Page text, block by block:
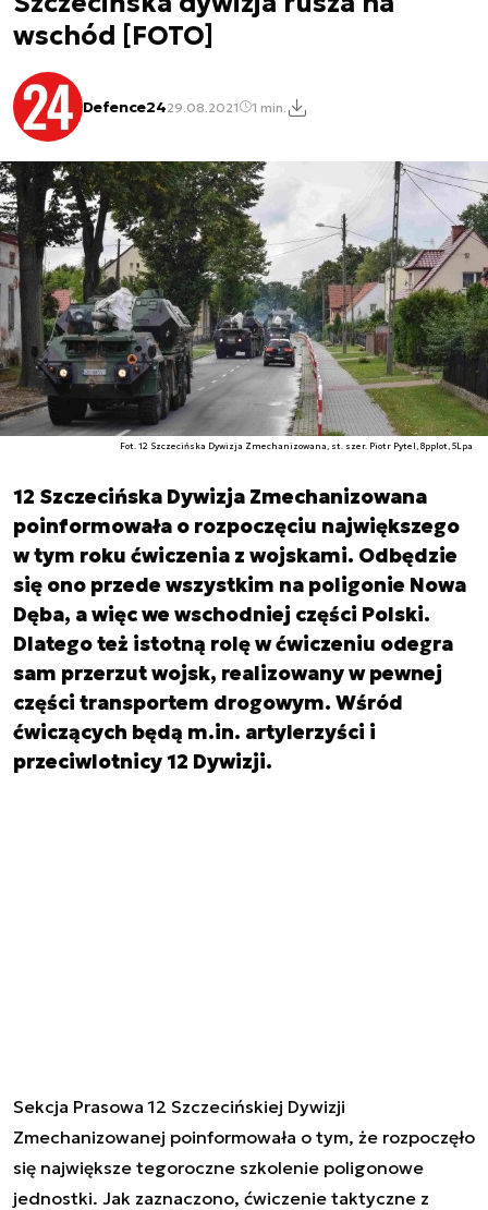
wschód [FOTO]
Defence2429.08.2021 1 min.
Fot. 12 Szczecińska Dywizja Zmechanizowana, st. szer. Piotr Pytel, 8pplot, 5Lpa
12 Szczecińska Dywizja Zmechanizowana
poinformowała o rozpoczęciu największego
w tym roku ćwiczenia z wojskami. Odbędzie
się ono przede wszystkim na poligonie Nowa
Dęba, a więc we wschodniej części Polski.
Dlatego też istotną rolę w ćwiczeniu odegra
sam przerzut wojsk, realizowany w pewnej
części transportem drogowym. Wśród
ćwiczących będą m.in. artylerzyści i
przeciwlotnicy 12 Dywizji.
Sekcja Prasowa 12 Szczecińskiej Dywizji
Zmechanizowanej poinformowała o tym, że rozpoczęło
się największe tegoroczne szkolenie poligonowe
jednostki. Jak zaznaczono, ćwiczenie taktyczne z